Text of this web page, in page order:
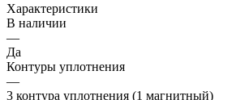
Характеристики
В наличии
—
Да
Контуры уплотнения
—
3 контура уплотнения (1 магнитный)